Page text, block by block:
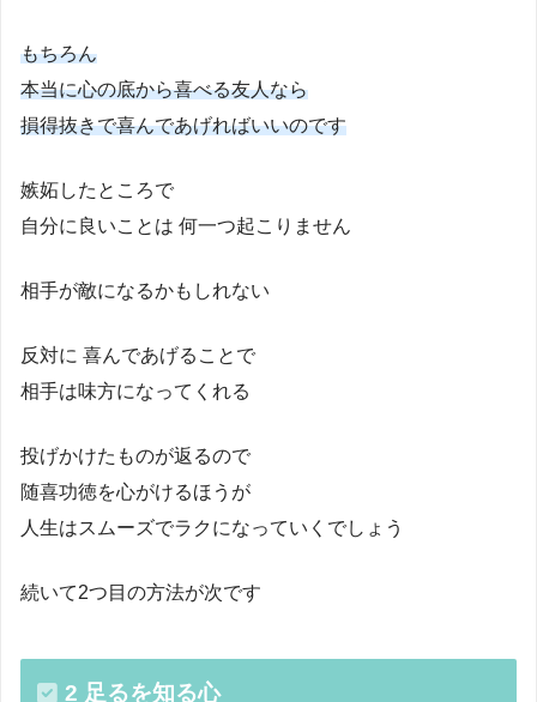
もちろん
本当に心の底から喜べる友人なら
損得抜きで喜んであげればいいのです
嫉妬したところで
自分に良いことは 何一つ起こりません
相手が敵になるかもしれない
反対に 喜んであげることで
相手は味方になってくれる
投げかけたものが返るので
随喜功徳を心がけるほうが
人生はスムーズでラクになっていくでしょう
続いて2つ目の方法が次です
2 足るを知る心